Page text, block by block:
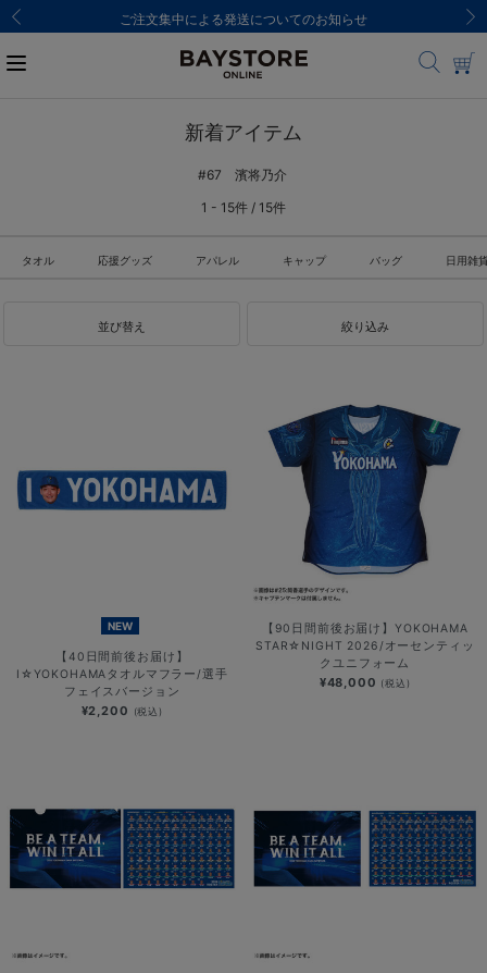
ご注文集中による発送についてのお知らせ
新着アイテム
#67 濱将乃介
1 - 15件 / 15件
タオル 応援グッズ アパレル キャップ バッグ 日用雑
並び替え 絞り込み
NEW
【40日間前後お届け】
I☆YOKOHAMAタオルマフラー/選手
フェイスバージョン
¥2,200 (税込)
【90日間前後お届け】YOKOHAMA
STAR☆NIGHT 2026/オーセンティッ
クユニフォーム
¥48,000 (税込)